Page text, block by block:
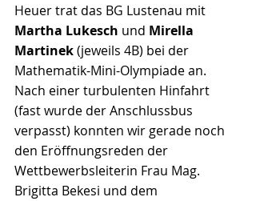
Heuer trat das BG Lustenau mit
Martha Lukesch und Mirella
Martinek (jeweils 4B) bei der
Mathematik-Mini-Olympiade an.
Nach einer turbulenten Hinfahrt
(fast wurde der Anschlussbus
verpasst) konnten wir gerade noch
den Eröffnungsreden der
Wettbewerbsleiterin Frau Mag.
Brigitta Bekesi und dem